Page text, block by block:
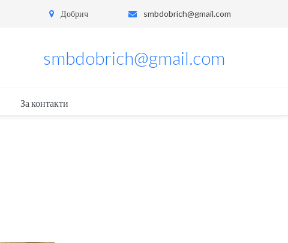
Добрич smbdobrich@gmail.com
smbdobrich@gmail.com
За контакти